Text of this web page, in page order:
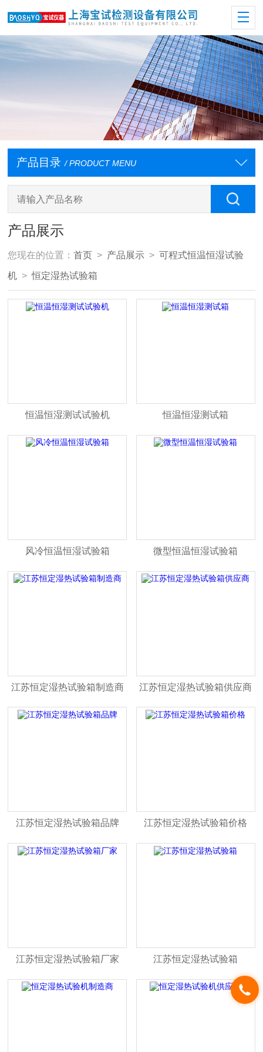
产品目录 / PRODUCT MENU
产品展示
您现在的位置：首页 > 产品展示 >可程式恒温恒湿试验
机 >恒定湿热试验箱
恒温恒湿测试试验机 恒温恒湿测试箱
风冷恒温恒湿试验箱 微型恒温恒湿试验箱
江苏恒定湿热试验箱制造商 江苏恒定湿热试验箱供应商
江苏恒定湿热试验箱品牌 江苏恒定湿热试验箱价格
江苏恒定湿热试验箱厂家 江苏恒定湿热试验箱